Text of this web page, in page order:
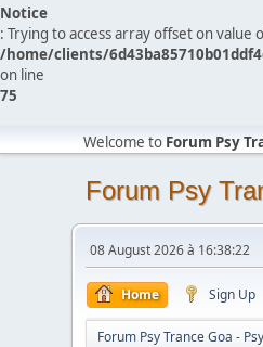
Notice
: Trying to access array offset on value
/home/clients/
on line
75
Welcome to Forum Psy
Forum Psy
08 August 2026 à 16:38:22
Home Sign Up
Forum Psy Trance Goa -